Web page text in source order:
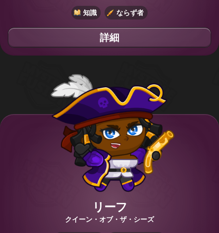
知識 ならず者
詳細
リーフ
クイーン・オブ・ザ・シーズ